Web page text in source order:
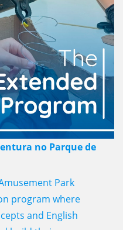
no Parque de
Park
program where
and English